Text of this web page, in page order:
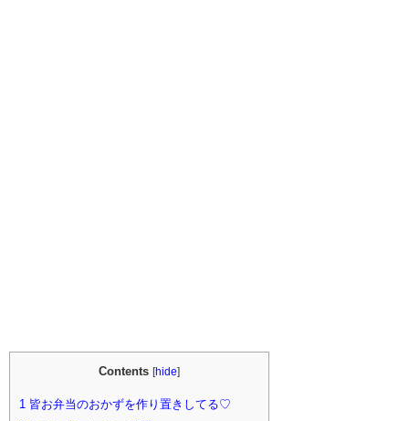
Contents [hide]
1 皆お弁当のおかずを作り置きしてる♡